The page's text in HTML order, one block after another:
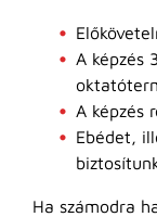
A képzés
A képzés
Ebédet,
Ha számodra